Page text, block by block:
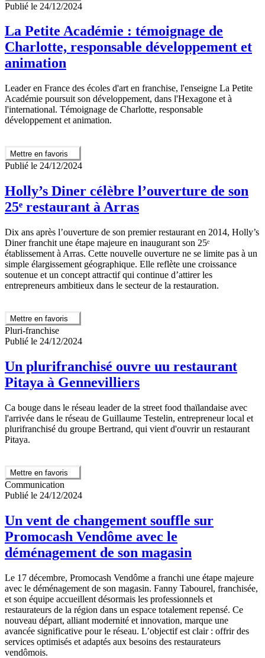
Publié le 24/12/2024
La Petite Académie : témoignage de
Charlotte, responsable développement et
animation
Leader en France des écoles d'art en franchise, l'enseigne La Petite
Académie poursuit son développement, dans l'Hexagone et à
l'international. Témoignage de Charlotte, responsable
développement et animation.
Mettre en favoris
Publié le 24/12/2024
Holly’s Diner célèbre l’ouverture de son
25ᵉ restaurant à Arras
Dix ans après l’ouverture de son premier restaurant en 2014, Holly’s
Diner franchit une étape majeure en inaugurant son 25ᵉ
établissement à Arras. Cette nouvelle ouverture ne se limite pas à un
simple élargissement géographique. Elle reflète une croissance
soutenue et un concept attractif qui continue d’attirer les
entrepreneurs ambitieux dans le secteur de la restauration.
Mettre en favoris
Pluri-franchise
Publié le 24/12/2024
Un plurifranchisé ouvre uu restaurant
Pitaya à Gennevilliers
Ca bouge dans le réseau leader de la street food thaïlandaise avec
l'arrivée dans le réseau de Guillaume Testelin, entrepreneur local et
plurifranchisé du groupe Bertrand, qui vient d'ouvrir un restaurant
Pitaya.
Mettre en favoris
Communication
Publié le 24/12/2024
Un vent de changement souffle sur
Promocash Vendôme avec le
déménagement de son magasin
Le 17 décembre, Promocash Vendôme a franchi une étape majeure
avec le déménagement de son magasin. Fanny Tabourel, franchisée,
et son équipe accueillent désormais les professionnels et
restaurateurs de la région dans un espace totalement repensé. Ce
nouveau départ, alliant modernité et innovation, marque une
avancée significative pour le réseau. L’objectif est clair : offrir des
services optimisés et adaptés aux besoins des restaurateurs
vendômois.